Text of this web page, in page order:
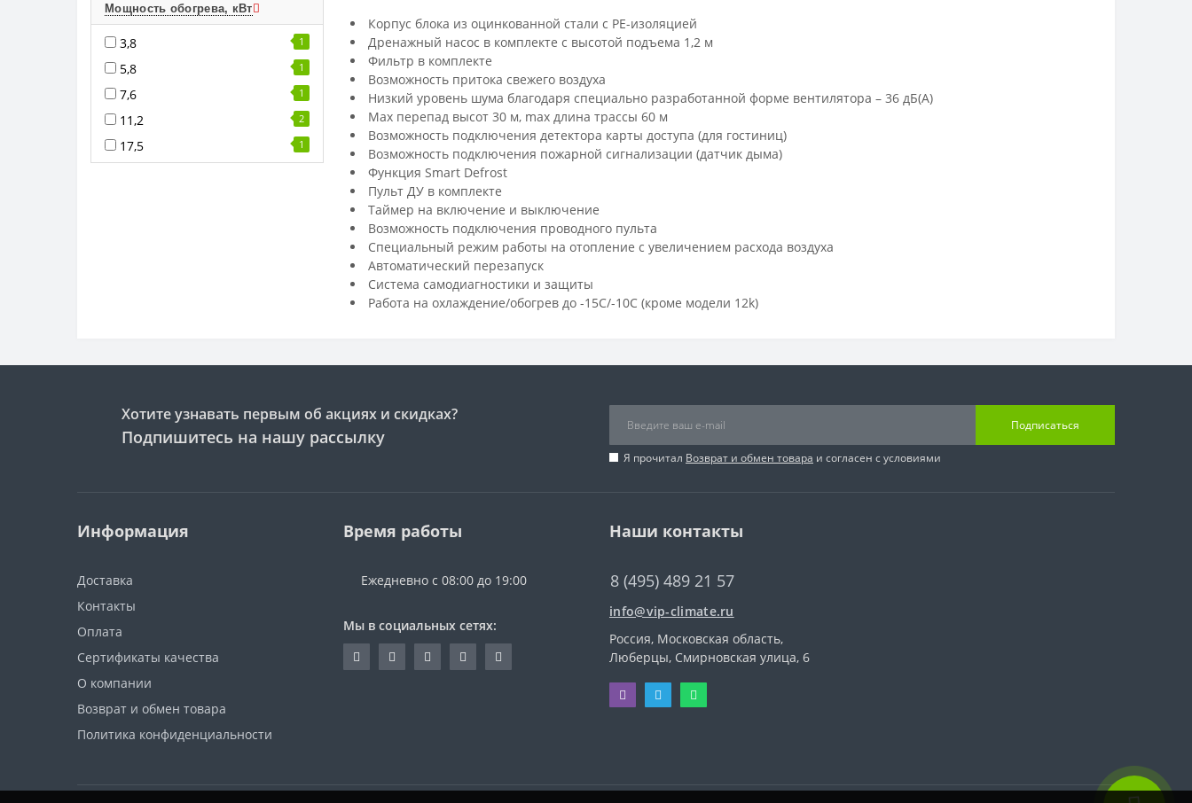
Мощность обогрева, кВт
3,8 1
5,8 1
7,6 1
11,2 2
17,5 1
Корпус блока из оцинкованной стали с PE-изоляцией
Дренажный насос в комплекте с высотой подъема 1,2 м
Фильтр в комплекте
Возможность притока свежего воздуха
Низкий уровень шума благодаря специально разработанной форме вентилятора – 36 дБ(А)
Max перепад высот 30 м, max длина трассы 60 м
Возможность подключения детектора карты доступа (для гостиниц)
Возможность подключения пожарной сигнализации (датчик дыма)
Функция Smart Defrost
Пульт ДУ в комплекте
Таймер на включение и выключение
Возможность подключения проводного пульта
Специальный режим работы на отопление с увеличением расхода воздуха
Автоматический перезапуск
Система самодиагностики и защиты
Работа на охлаждение/обогрев до -15С/-10С (кроме модели 12k)
Хотите узнавать первым об акциях и скидках?
Подпишитесь на нашу рассылку
Подписаться
Я прочитал Возврат и обмен товара и согласен с условиями
Информация
Доставка
Контакты
Оплата
Сертификаты качества
О компании
Возврат и обмен товара
Политика конфиденциальности
Время работы
Ежедневно с 08:00 до 19:00
Мы в социальных сетях:
Наши контакты
8 (495) 489 21 57
info@vip-climate.ru
Россия, Московская область,
Люберцы, Смирновская улица, 6